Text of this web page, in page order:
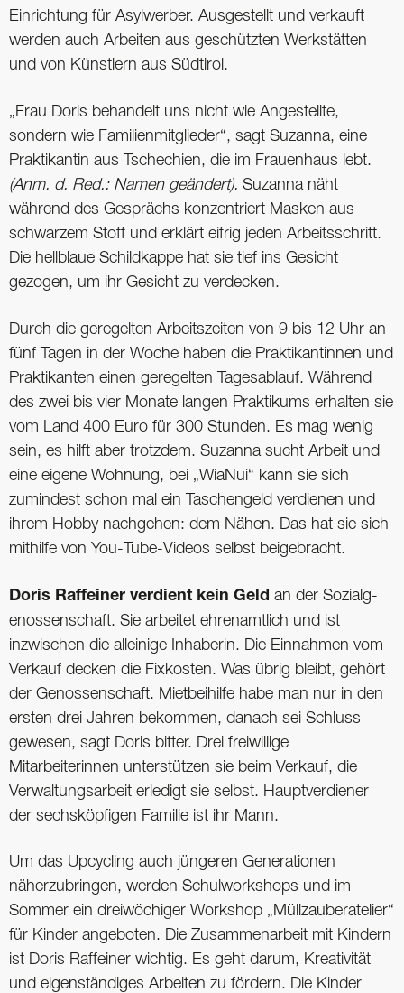
Einrichtung für Asylwerber. Ausgestellt und verkauft
werden auch Arbeiten aus geschützten Werkstätten
und von Künstlern aus Südtirol.
„Frau Doris behandelt uns nicht wie Angestellte,
sondern wie Familienmitglieder“, sagt Suzanna, eine
Praktikantin aus Tschechien, die im Frauenhaus lebt.
(Anm. d. Red.: Namen geändert). Suzanna näht
während des Gesprächs konzentriert Masken aus
schwarzem Stoff und erklärt eifrig jeden Arbeitsschritt.
Die hellblaue Schildkappe hat sie tief ins Gesicht
gezogen, um ihr Gesicht zu verdecken.
Durch die geregelten Arbeitszeiten von 9 bis 12 Uhr an
fünf Tagen in der Woche haben die Praktikantinnen und
Praktikanten einen geregelten Tagesablauf. Während
des zwei bis vier Monate langen Praktikums erhalten sie
vom Land 400 Euro für 300 Stunden. Es mag wenig
sein, es hilft aber trotzdem. Suzanna sucht Arbeit und
eine eigene Wohnung, bei „WiaNui“ kann sie sich
zumindest schon mal ein Taschengeld verdienen und
ihrem Hobby nachgehen: dem Nähen. Das hat sie sich
mithilfe von You-Tube-Videos selbst beigebracht.
Doris Raffeiner verdient kein Geld an der Sozialg-
enossenschaft. Sie arbeitet ehrenamtlich und ist
inzwischen die alleinige Inhaberin. Die Einnahmen vom
Verkauf decken die Fixkosten. Was übrig bleibt, gehört
der Genossenschaft. Mietbeihilfe habe man nur in den
ersten drei Jahren bekommen, danach sei Schluss
gewesen, sagt Doris bitter. Drei freiwillige
Mitarbeiterinnen unterstützen sie beim Verkauf, die
Verwaltungsarbeit erledigt sie selbst. Hauptverdiener
der sechsköpfigen Familie ist ihr Mann.
Um das Upcycling auch jüngeren Generationen
näherzubringen, werden Schulworkshops und im
Sommer ein dreiwöchiger Workshop „Müllzauberatelier“
für Kinder angeboten. Die Zusammenarbeit mit Kindern
ist Doris Raffeiner wichtig. Es geht darum, Kreativität
und eigenständiges Arbeiten zu fördern. Die Kinder